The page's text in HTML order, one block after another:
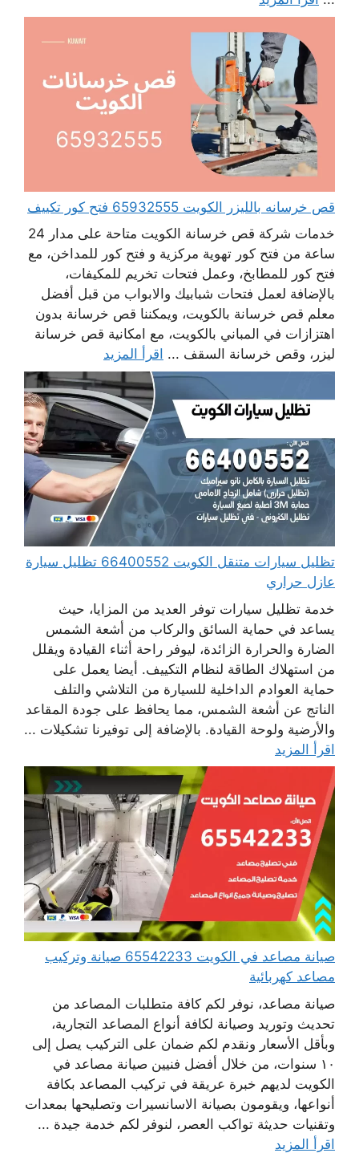
قص خرسانه بالليزر الكويت 65932555 فتح كور تكييف
خدمات شركة قص خرسانة الكويت متاحة على مدار 24
ساعة من فتح كور تهوية مركزية و فتح كور للمداخن، مع
فتح كور للمطابخ، وعمل فتحات تخريم للمكيفات،
بالإضافة لعمل فتحات شبابيك والابواب من قبل أفضل
معلم قص خرسانة بالكويت، ويمكننا قص خرسانة بدون
اهتزازات في المباني بالكويت، مع امكانية قص خرسانة
ليزر، وقص خرسانة السقف ... اقرأ المزيد
تظليل سيارات متنقل الكويت 66400552 تظليل سيارة
عازل حراري
خدمة تظليل سيارات توفر العديد من المزايا، حيث
يساعد في حماية السائق والركاب من أشعة الشمس
الضارة والحرارة الزائدة، ليوفر راحة أثناء القيادة ويقلل
من استهلاك الطاقة لنظام التكييف. أيضا يعمل على
حماية العوادم الداخلية للسيارة من التلاشي والتلف
الناتج عن أشعة الشمس، مما يحافظ على جودة المقاعد
والأرضية ولوحة القيادة. بالإضافة إلى توفيرنا تشكيلات ...
اقرأ المزيد
صيانة مصاعد في الكويت 65542233 صيانة وتركيب
مصاعد كهربائية
صيانة مصاعد، نوفر لكم كافة متطلبات المصاعد من
تحديث وتوريد وصيانة لكافة أنواع المصاعد التجارية،
وبأقل الأسعار ونقدم لكم ضمان على التركيب يصل إلى
١٠ سنوات، من خلال أفضل فنيين صيانة مصاعد في
الكويت لديهم خبرة عريقة في تركيب المصاعد بكافة
أنواعها، ويقومون بصيانة الاسانسيرات وتصليحها بمعدات
وتقنيات حديثة تواكب العصر، لنوفر لكم خدمة جيدة ...
اقرأ المزيد